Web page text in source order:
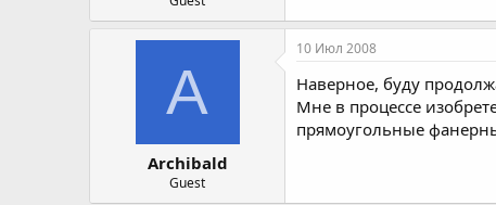
A
Archibald
Guest
10 Июл 2008
Наверное, буду
Мне в процессе
прямоугольные